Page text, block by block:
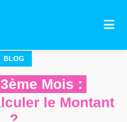
BLOG
Mois :
le Montant